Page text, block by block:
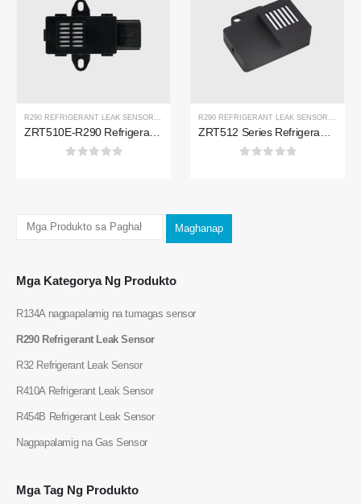
R290 REFRIGERANT LEAK SENSOR
, NAGPAPALAMIG NA GAS SENSOR R290 REFRIGERANT LEAK SENSOR
,
Maghanap
Mga Kategorya Ng Produkto
R134A nagpapalamig na tumagas sensor
R290 Refrigerant Leak Sensor
R32 Refrigerant Leak Sensor
R410A Refrigerant Leak Sensor
R454B Refrigerant Leak Sensor
Nagpapalamig na Gas Sensor
Mga Tag Ng Produkto
: No.299 Jinsuo Road, National High-Tech Zone, Zhengzhou
0086-371-67169097
WeChat: 18569903598
Mainit na produkto
R290 sensor
R454B Sensor
R32 sensor
R410 sensor
R454B Sensor
Ang aming solusyon
mga system ng HVAC